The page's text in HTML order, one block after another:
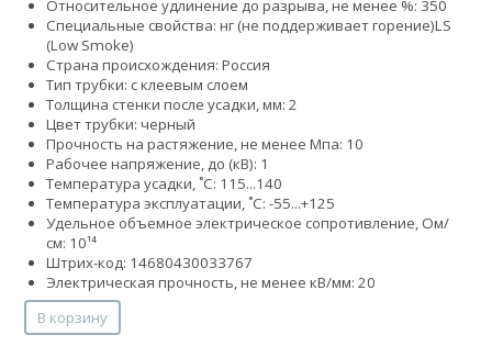
Относительное удлинение до разрыва, не менее %: 350
Специальные свойства: нг (не поддерживает горение)LS
(Low Smoke)
Страна происхождения: Россия
Тип трубки: с клеевым слоем
Толщина стенки после усадки, мм: 2
Цвет трубки: черный
Прочность на растяжение, не менее Мпа: 10
Рабочее напряжение, до (кВ): 1
Температура усадки, ˚С: 115...140
Температура эксплуатации, ˚С: -55...+125
Удельное объемное электрическое сопротивление, Ом/
см: 10¹⁴
Штрих-код: 14680430033767
Электрическая прочность, не менее кВ/мм: 20
В корзину